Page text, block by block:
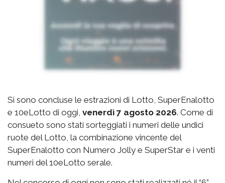
Si sono concluse le estrazioni di Lotto, SuperEnalotto
e 10eLotto di oggi, venerdì 7 agosto 2026. Come di
consueto sono stati sorteggiati i numeri delle undici
ruote del Lotto, la combinazione vincente del
SuperEnalotto con Numero Jolly e SuperStar e i venti
numeri del 10eLotto serale.